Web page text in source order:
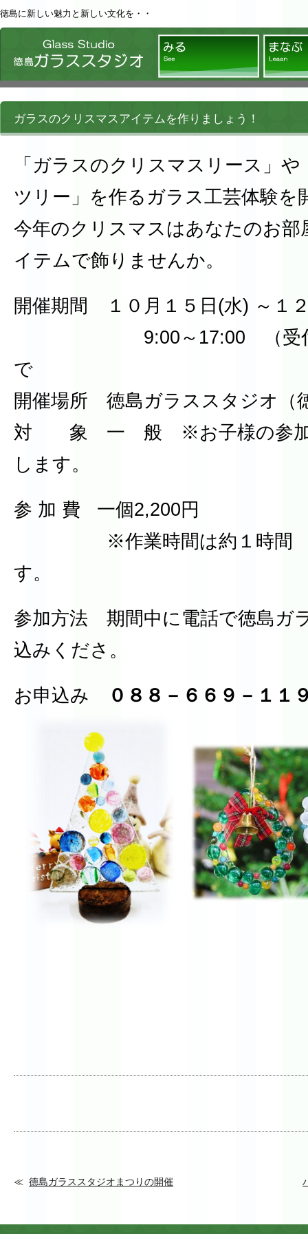
徳島に新しい魅力と新しい文化を・・
徳島ガラススタジオ
みる
ガラスのクリスマスアイテムを作りましょう！
「ガラスのクリスマスリース」
ツリー」を作るガラス工芸体験を
今年のクリスマスはあなたのお
イテムで飾りませんか。
開催期間 １０月１５日(水) ～１
9:00～17:00 （受付
で
開催場所 徳島ガラススタジオ（
対 象 一 般 ※お子様の参加は
します。
参 加 費 一個2,200円
※作業時間は約１時間 当
す。
参加方法 期間中に電話で徳島ガ
込みくださ。
お申込み ０８８－６６９－１１
德島ガラススタジオまつりの開催